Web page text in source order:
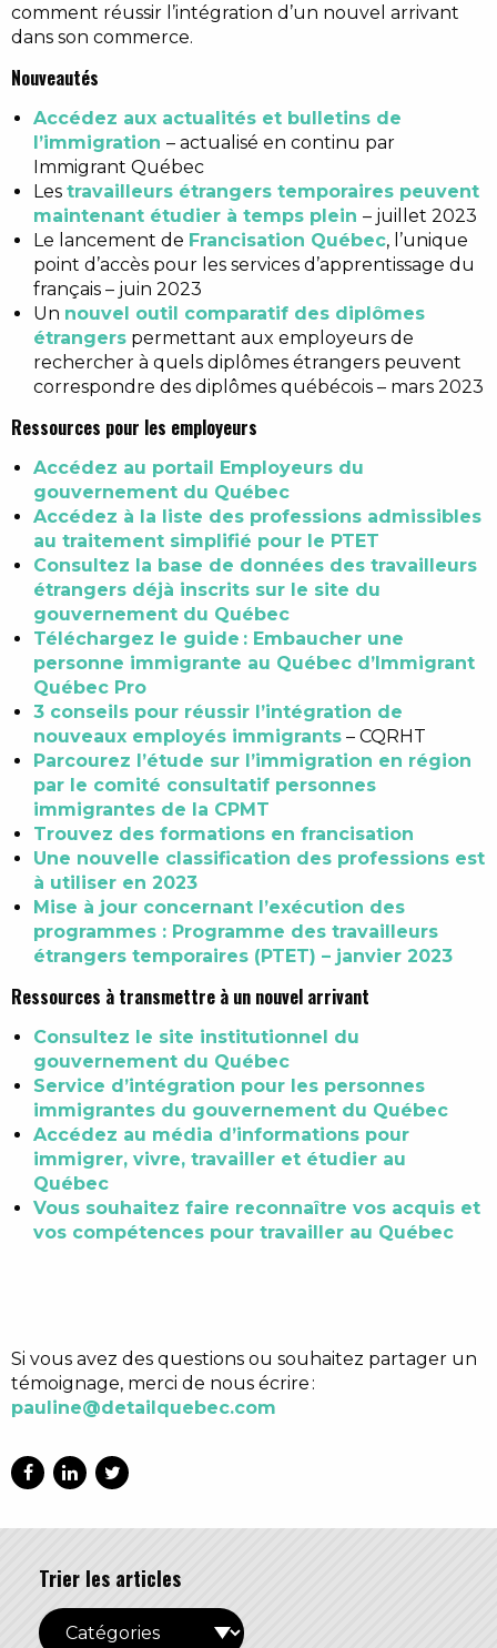
comment réussir l’intégration d’un nouvel arrivant
dans son commerce.
Nouveautés
Accédez aux actualités et bulletins de
l’immigration – actualisé en continu par
Immigrant Québec
Les travailleurs étrangers temporaires peuvent
maintenant étudier à temps plein – juillet 2023
Le lancement de Francisation Québec, l’unique
point d’accès pour les services d’apprentissage du
français – juin 2023
Un nouvel outil comparatif des diplômes
étrangers permettant aux employeurs de
rechercher à quels diplômes étrangers peuvent
correspondre des diplômes québécois – mars 2023
Ressources pour les employeurs
Accédez au portail Employeurs du
gouvernement du Québec
Accédez à la liste des professions admissibles
au traitement simplifié pour le PTET
Consultez la base de données des travailleurs
étrangers déjà inscrits sur le site du
gouvernement du Québec
Téléchargez le guide : Embaucher une
personne immigrante au Québec d’Immigrant
Québec Pro
3 conseils pour réussir l’intégration de
nouveaux employés immigrants – CQRHT
Parcourez l’étude sur l’immigration en région
par le comité consultatif personnes
immigrantes de la CPMT
Trouvez des formations en francisation
Une nouvelle classification des professions est
à utiliser en 2023
Mise à jour concernant l’exécution des
programmes : Programme des travailleurs
étrangers temporaires (PTET) – janvier 2023
Ressources à transmettre à un nouvel arrivant
Consultez le site institutionnel du
gouvernement du Québec
Service d’intégration pour les personnes
immigrantes du gouvernement du Québec
Accédez au média d’informations pour
immigrer, vivre, travailler et étudier au
Québec
Vous souhaitez faire reconnaître vos acquis et
vos compétences pour travailler au Québec
Si vous avez des questions ou souhaitez partager un
témoignage, merci de nous écrire :
pauline@detailquebec.com
Trier les articles